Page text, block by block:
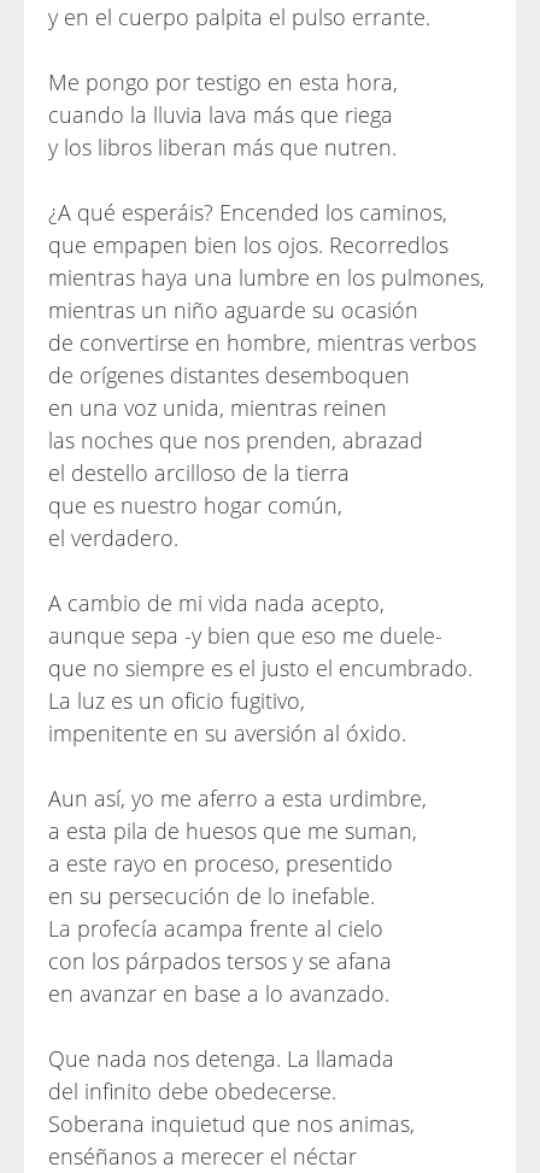
y en el cuerpo palpita el pulso errante.
Me pongo por testigo en esta hora,
cuando la lluvia lava más que riega
y los libros liberan más que nutren.
¿A qué esperáis? Encended los caminos,
que empapen bien los ojos. Recorredlos
mientras haya una lumbre en los pulmones,
mientras un niño aguarde su ocasión
de convertirse en hombre, mientras verbos
de orígenes distantes desemboquen
en una voz unida, mientras reinen
las noches que nos prenden, abrazad
el destello arcilloso de la tierra
que es nuestro hogar común,
el verdadero.
A cambio de mi vida nada acepto,
aunque sepa -y bien que eso me duele-
que no siempre es el justo el encumbrado.
La luz es un oficio fugitivo,
impenitente en su aversión al óxido.
Aun así, yo me aferro a esta urdimbre,
a esta pila de huesos que me suman,
a este rayo en proceso, presentido
en su persecución de lo inefable.
La profecía acampa frente al cielo
con los párpados tersos y se afana
en avanzar en base a lo avanzado.
Que nada nos detenga. La llamada
del infinito debe obedecerse.
Soberana inquietud que nos animas,
enséñanos a merecer el néctar